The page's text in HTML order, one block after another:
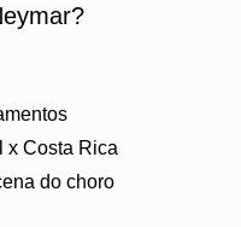
x Costa Rica
do choro